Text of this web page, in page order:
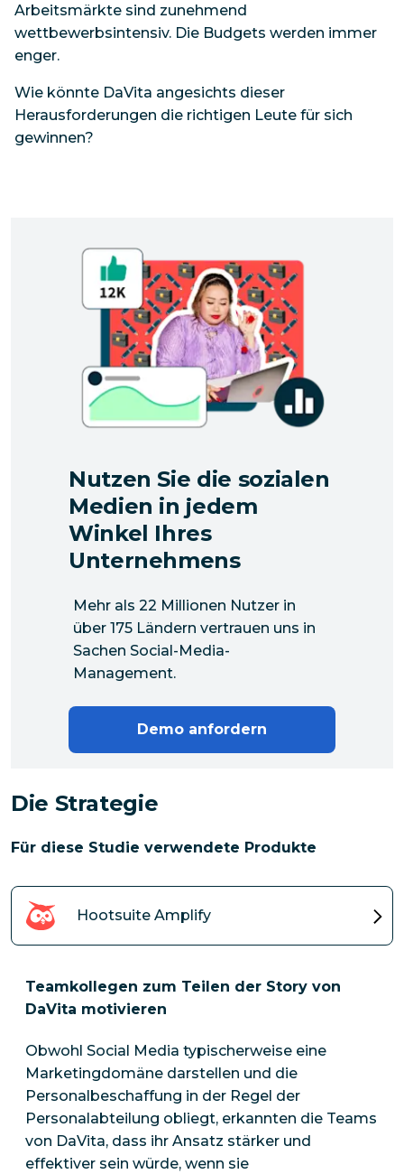
Arbeitsmärkte sind zunehmend
wettbewerbsintensiv. Die Budgets werden immer
enger.
Wie könnte DaVita angesichts dieser
Herausforderungen die richtigen Leute für sich
gewinnen?
Die Strategie
Für diese Studie verwendete Produkte
Hootsuite Amplify
Teamkollegen zum Teilen der Story von
DaVita motivieren
Obwohl Social Media typischerweise eine
Marketingdomäne darstellen und die
Personalbeschaffung in der Regel der
Personalabteilung obliegt, erkannten die Teams
von DaVita, dass ihr Ansatz stärker und
effektiver sein würde, wenn sie
Nutzen Sie die sozialen
Medien in jedem
Winkel Ihres
Unternehmens
Mehr als 22 Millionen Nutzer in
über 175 Ländern vertrauen uns in
Sachen Social-Media-
Management.
Demo anfordern